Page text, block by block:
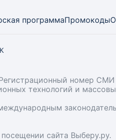
программаПромокоды
Регистрационный номер
технологий и
сайта Выберу.ру.